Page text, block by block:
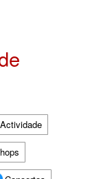
Actividade